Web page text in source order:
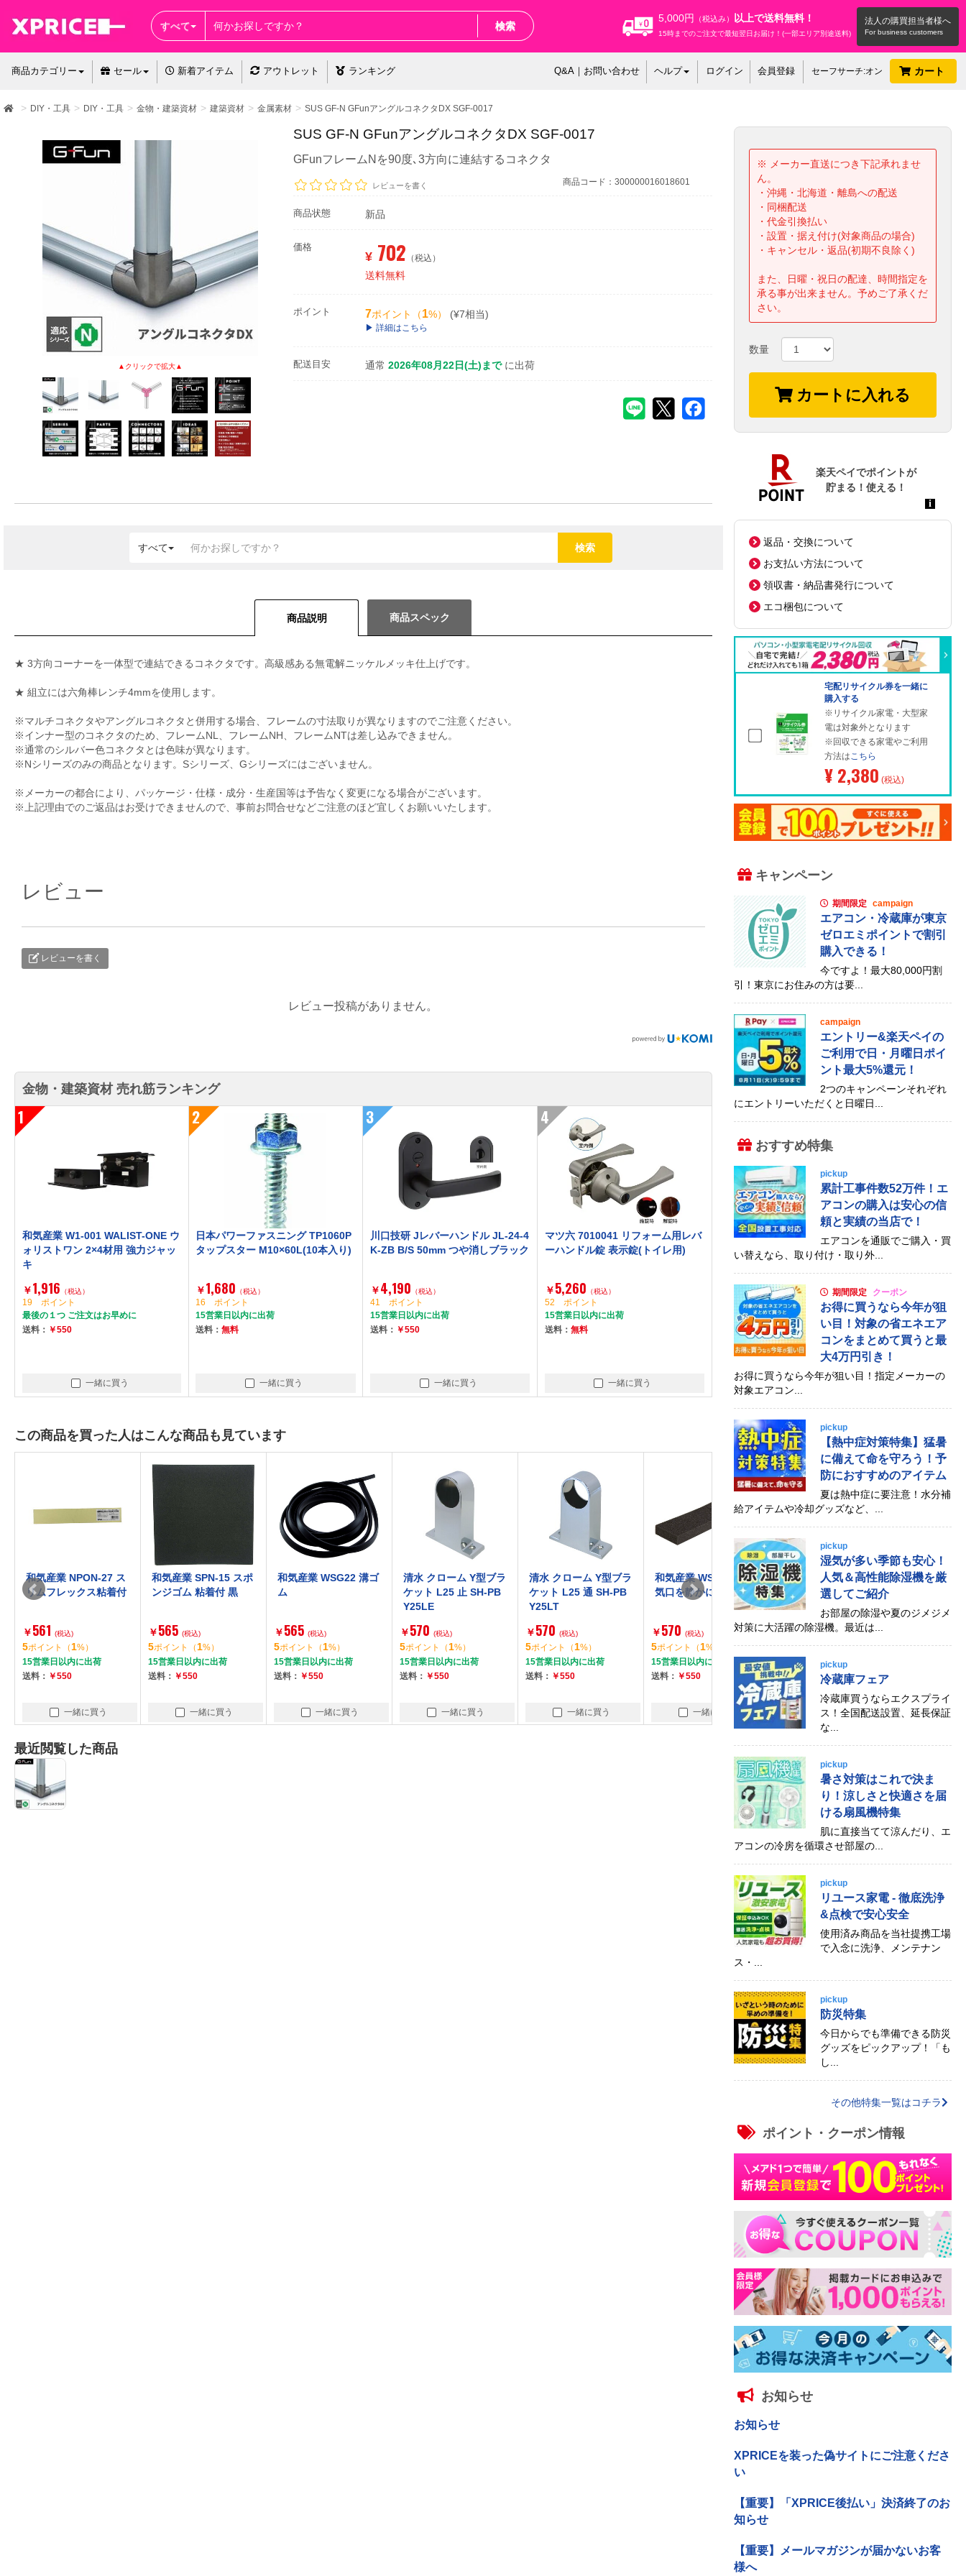
すべて 検索 法人の購買担当者様へ
5,000円 （税込み） 以上で送料無料！
15時までのご注文で最短翌日お届け！(一部エリア別途送料)
商品カテゴリー セール 新着アイテム アウトレット ランキング Q&A｜お問い合わせ ヘルプ ログイン 会員登録 セーフサーチ:オン カート
DIY・工具 DIY・工具 金物・建築資材 建築資材 金属素材 SUS GF-N GFunアングルコネクタDX SGF-0017
SUS GF-N GFunアングルコネクタDX SGF-0017
GFunフレームNを90度､3方向に連結するコネクタ
レビューを書く 商品コード：300000016018601
商品状態 新品
価格
¥ 702 （税込）
送料無料
ポイント 7ポイント（1%） (¥7相当)
詳細はこちら
配送目安 通常 2026年08月22日(土)まで に出荷
すべて 検索
商品説明 商品スペック
★ 3方向コーナーを一体型で連結できるコネクタです。高級感ある無電解ニッケルメッキ仕上げです。
★ 組立には六角棒レンチ4mmを使用します。
※マルチコネクタやアングルコネクタと併用する場合、フレームの寸法取りが異なりますのでご注意ください。
※インナー型のコネクタのため、フレームNL、フレームNH、フレームNTは差し込みできません。
※通常のシルバー色コネクタとは色味が異なります。
※Nシリーズのみの商品となります。Sシリーズ、Gシリーズにはございません。
※メーカーの都合により、パッケージ・仕様・成分・生産国等は予告なく変更になる場合がございます。
※上記理由でのご返品はお受けできませんので、事前お問合せなどご注意のほど宜しくお願いいたします。
レビュー
レビューを書く
レビュー投稿がありません。
金物・建築資材 売れ筋ランキング
1
和気産業 W1-001 WALIST-ONE ウ
ォリストワン 2×4材用 強力ジャッ
キ
￥1,916 （税込）
19 ポイント
最後の１つ ご注文はお早めに
送料： ￥550
一緒に買う
2
日本パワーファスニング TP1060P
タップスター M10×60L(10本入り)
￥1,680 （税込）
16 ポイント
15営業日以内に出荷
送料：無料
一緒に買う
3
川口技研 Jレバーハンドル JL-24-4
K-ZB B/S 50mm つや消しブラック
￥4,190 （税込）
41 ポイント
15営業日以内に出荷
送料： ￥550
一緒に買う
4
マツ六 7010041 リフォーム用レバ
ーハンドル錠 表示錠(トイレ用)
￥5,260 （税込）
52 ポイント
15営業日以内に出荷
送料： 無料
一緒に買う
この商品を買った人はこんな商品も見ています
和気産業 NPON-27 ス
リムフレックス粘着付
￥561 (税込)
5ポイント （ 1%）
15営業日以内に出荷
送料： ￥550
一緒に買う
和気産業 SPN-15 スポ
ンジゴム 粘着付 黒
￥565 (税込)
5ポイント （ 1%）
15営業日以内に出荷
送料： ￥550
一緒に買う
和気産業 WSG22 溝ゴ
ム
￥565 (税込)
5ポイント （ 1%）
15営業日以内に出荷
送料： ￥550
一緒に買う
清水 クローム Y型ブラ
ケット L25 止 SH-PB
Y25LE
￥570 (税込)
5ポイント （ 1%）
15営業日以内に出荷
送料： ￥550
一緒に買う
清水 クローム Y型ブラ
ケット L25 通 SH-PB
Y25LT
￥570 (税込)
5ポイント （ 1%）
15営業日以内に出荷
送料： ￥550
一緒に買う
和気産業 WSD021 吸
気口を静かに 280mm
￥570 (税込)
5ポイント （ 1%）
15営業日以内に出荷
送料： ￥550
一緒に買う
和気産業 RB-616 黒
[差し込みバンパー]
￥572 (税込)
5ポイント（1%）
15営業日以内に出荷
送料：
￥550
一緒に買う
和気産業
5ポイント（
一緒
最近閲覧した商品
※ メーカー直送につき下記承れませ
ん。
・沖縄・北海道・離島への配送
・同梱配送
・代金引換払い
・設置・据え付け(対象商品の場合)
・キャンセル・返品(初期不良除く)
また、日曜・祝日の配達、時間指定を
承る事が出来ません。予めご了承くだ
さい。
数量
カートに入れる
返品・交換について
お支払い方法について
領収書・納品書発行について
エコ梱包について
宅配リサイクル券を一緒に
購入する
※リサイクル家電・大型家
電は対象外となります
※回収できる家電やご利用
方法はこちら
¥ 2,380 (税込)
キャンペーン
期間限定 campaign
エアコン・冷蔵庫が東京
ゼロエミポイントで割引
購入できる！
今ですよ！最大80,000円割
引！東京にお住みの方は要...
campaign
エントリー&楽天ペイの
ご利用で日・月曜日ポイ
ント最大5%還元！
2つのキャンペーンそれぞれ
にエントリーいただくと日曜日...
おすすめ特集
pickup
累計工事件数52万件！エ
アコンの購入は安心の信
頼と実績の当店で！
エアコンを通販でご購入・買
い替えなら、取り付け・取り外...
期間限定 クーポン
お得に買うなら今年が狙
い目！対象の省エネエア
コンをまとめて買うと最
大4万円引き！
お得に買うなら今年が狙い目！指定メーカーの
対象エアコン...
pickup
【熱中症対策特集】猛暑
に備えて命を守ろう！予
防におすすめのアイテム
夏は熱中症に要注意！水分補
給アイテムや冷却グッズなど、...
pickup
湿気が多い季節も安心！
人気＆高性能除湿機を厳
選してご紹介
お部屋の除湿や夏のジメジメ
対策に大活躍の除湿機。最近は...
pickup
冷蔵庫フェア
冷蔵庫買うならエクスプライ
ス！全国配送設置、延長保証
な...
pickup
暑さ対策はこれで決ま
り！涼しさと快適さを届
ける扇風機特集
肌に直接当てて涼んだり、エ
アコンの冷房を循環させ部屋の...
pickup
リユース家電 - 徹底洗浄
&点検で安心安全
使用済み商品を当社提携工場
で入念に洗浄、メンテナン
ス・...
pickup
防災特集
今日からでも準備できる防災
グッズをピックアップ！「も
し...
その他特集一覧はコチラ
ポイント・クーポン情報
お知らせ
お知らせ
XPRICEを装った偽サイトにご注意くださ
い
【重要】「XPRICE後払い」決済終了のお
知らせ
【重要】メールマガジンが届かないお客
様へ